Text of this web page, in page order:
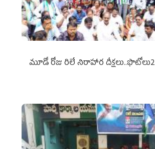
మూడో రోజు రిలే నిరాహార దీక్షలు..ఫొటోలు2